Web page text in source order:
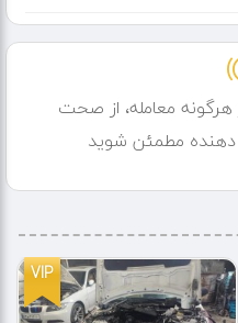
معامله، از صحت
مطمئن شوید
VIP